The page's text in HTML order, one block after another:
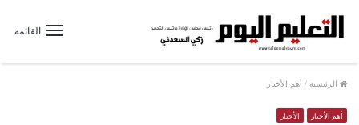
القائمة
الرئيسية / أهم الأخبار
أهم الأخبار الأخبار